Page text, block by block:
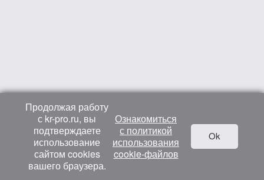
Продолжая работу
с kr-pro.ru, вы
подтверждаете
использование
сайтом cookies
вашего браузера.
Ознакомиться
с политикой
использования
cookie-файлов
Ok